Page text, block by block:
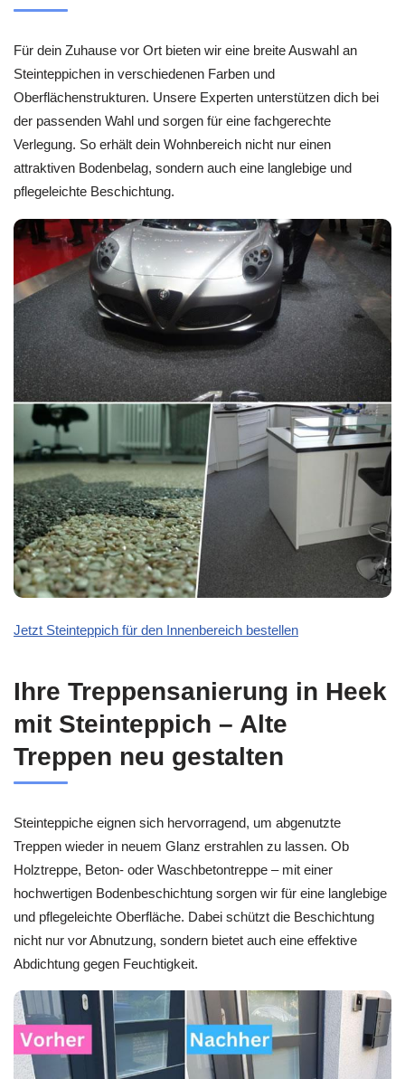
Für dein Zuhause vor Ort bieten wir eine breite Auswahl an
Steinteppichen in verschiedenen Farben und
Oberflächenstrukturen. Unsere Experten unterstützen dich bei
der passenden Wahl und sorgen für eine fachgerechte
Verlegung. So erhält dein Wohnbereich nicht nur einen
attraktiven Bodenbelag, sondern auch eine langlebige und
pflegeleichte Beschichtung.
Jetzt Steinteppich für den Innenbereich bestellen
Ihre Treppensanierung in Heek
mit Steinteppich – Alte
Treppen neu gestalten
Steinteppiche eignen sich hervorragend, um abgenutzte
Treppen wieder in neuem Glanz erstrahlen zu lassen. Ob
Holztreppe, Beton- oder Waschbetontreppe – mit einer
hochwertigen Bodenbeschichtung sorgen wir für eine langlebige
und pflegeleichte Oberfläche. Dabei schützt die Beschichtung
nicht nur vor Abnutzung, sondern bietet auch eine effektive
Abdichtung gegen Feuchtigkeit.